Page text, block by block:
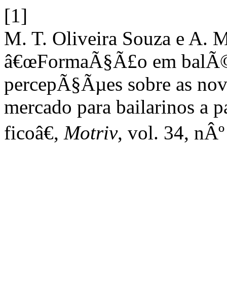
[1]
M. T. Oliveira Souza e A.
â€œFormaÃ§Ã£o em
percepÃ§Ãµes sobre as
mercado para bailarinos a
ficoâ€, Motriv, vol. 34,